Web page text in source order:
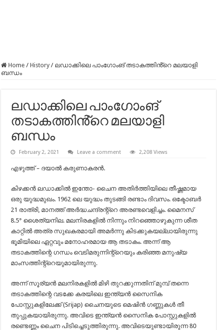
Home / History / ലഡാക്കിലെ പാംഗോംങ് തടാകത്തിൻ്റെ മലയാളി
ബന്ധം
ലഡാക്കിലെ പാംഗോംങ്
തടാകത്തിൻ്റെ മലയാളി
ബന്ധം
February 2, 2021 Leave a comment 2,208 Views
എഴുത്ത് – ദയാൽ കരുണാകരൻ.
കിഴക്കൻ ലഡാക്കിൽ ഇന്തോ- ചൈന അതിർത്തിയിലെ തീഷ്ണമായ
ഒരു യുദ്ധമുഖം. 1962 ലെ യുദ്ധം തുടങ്ങി രണ്ടാം ദിവസം. ഒക്ടോബർ
21 രാത്രി, മാനത്ത് അർദ്ധചന്ദ്രന്റ്റെ അരണ്ടവെളിച്ചം. മൈനസ്
8.5° ശൈത്യനില. മലനിരകളിൽ നിന്നും നിറഞ്ഞൊഴുകുന്ന ശീത
കാറ്റിൽ അത്ര സുഖകരമായി അമർന്നു കിടക്കുകയല്ലായിരുന്നു
ഭൂമിയിലെ ഏറ്റവും മനോഹരമായ ആ തടാകം. അന്ന് ആ
തടാകത്തിന്റെ ഗന്ധം വെടിമരുന്നിന്റ്റെയും കരിഞ്ഞ മനുഷ്യ
മാംസത്തിന്റ്റെയുമായിരുന്നു.
അന്ന് സൂര്യൻ മലനിരകളിൽ മിഴി തുറക്കുന്നതിന് മുമ്പ് തന്നെ
തടാകത്തിന്റെ വടക്കേ കരയിലെ ഇന്ത്യൻ സൈനിക
പോസ്റ്റുകളിലേക്ക് (Srijap) ചൈനയുടെ മെഷിൻ ഗണ്ണുകൾ തീ
തുപ്പുകയായിരുന്നു. അവിടെ ഇന്ത്യൻ സൈനിക പോസ്റ്റുകളിൽ
രണ്ടെണ്ണം ചൈന പിടിച്ചെടുത്തിരുന്നു. അവിടെയുണ്ടായിരുന്ന 80